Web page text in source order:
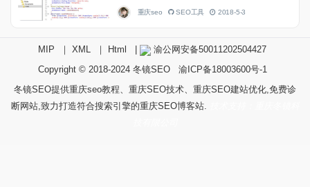
重庆seo SEO工具 2018-5-3
MIP ｜ XML ｜ Html
渝公网安备50011202504427
Copyright © 2018-2024 冬镜SEO
渝ICP备18003600号-1
冬镜SEO提供重庆seo教程、重庆SEO技术、重庆SEO建站优化,免费诊
断网站,致力打造符合搜索引擎的重庆SEO博客站.